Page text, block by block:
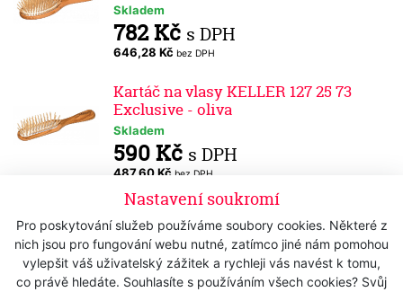
Nastavení soukromí
Pro poskytování služeb používáme soubory cookies. Některé z
nich jsou pro fungování webu nutné, zatímco jiné nám pomohou
vylepšit váš uživatelský zážitek a rychleji vás navést k tomu,
co právě hledáte. Souhlasíte s používáním všech cookies? Svůj
Skladem
782 Kč s DPH
646,28 Kč bez DPH
Kartáč na vlasy KELLER 127 25 73
Exclusive - oliva
Skladem
590 Kč s DPH
487,60 Kč bez DPH
Kartáč KELLER 123 25 74 mini
Exclusive - oliva
Skladem
280 Kč s DPH